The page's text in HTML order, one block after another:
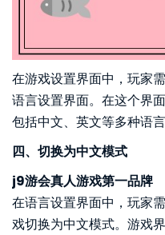
在游戏设置界面中，玩家
语言设置界面。在这个界
包括中文、英文等多种语言
四、切换为中文模式
j9游会真人游戏第一品牌
在语言设置界面中，玩家
戏切换为中文模式。游戏